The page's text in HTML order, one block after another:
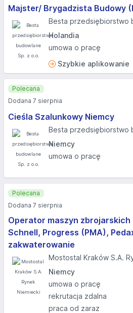
Majster/ Brygadzista Budowy
Besta przedsiębiorstwo
Holandia
umowa o pracę
Szybkie aplikowanie
Cieśla Szalunkowy Niemcy
Besta przedsiębiorstwo
Niemcy
umowa o pracę
Polecana
Dodana 7 sierpnia
Operator maszyn zbrojarskich
Schnell, Progress (PMA),
zakwaterowanie
Mostostal Kraków S.A.
Niemcy
umowa o pracę
rekrutacja zdalna
praca od zaraz
Polecana
Dodana 7 sierpnia